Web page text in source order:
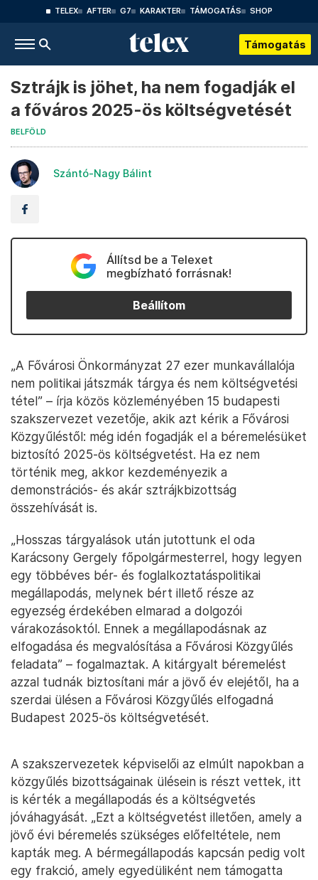
TELEX AFTER G7 KARAKTER TÁMOGATÁS SHOP
Támogatás
Sztrájk is jöhet, ha nem fogadják el
a főváros 2025-ös költségvetését
BELFÖLD
Szántó-Nagy Bálint
Állítsd be a Telexet
megbízható forrásnak!
Beállítom
„A Fővárosi Önkormányzat 27 ezer munkavállalója
nem politikai játszmák tárgya és nem költségvetési
tétel” – írja közös közleményében 15 budapesti
szakszervezet vezetője, akik azt kérik a Fővárosi
Közgyűléstől: még idén fogadják el a béremelésüket
biztosító 2025-ös költségvetést. Ha ez nem
történik meg, akkor kezdeményezik a
demonstrációs- és akár sztrájkbizottság
összehívását is.
„Hosszas tárgyalások után jutottunk el oda
Karácsony Gergely főpolgármesterrel, hogy legyen
egy többéves bér- és foglalkoztatáspolitikai
megállapodás, melynek bért illető része az
egyezség érdekében elmarad a dolgozói
várakozásoktól. Ennek a megállapodásnak az
elfogadása és megvalósítása a Fővárosi Közgyűlés
feladata” – fogalmaztak. A kitárgyalt béremelést
azzal tudnák biztosítani már a jövő év elejétől, ha a
szerdai ülésen a Fővárosi Közgyűlés elfogadná
Budapest 2025-ös költségvetését.
A szakszervezetek képviselői az elmúlt napokban a
közgyűlés bizottságainak ülésein is részt vettek, itt
is kérték a megállapodás és a költségvetés
jóváhagyását. „Ezt a költségvetést illetően, amely a
jövő évi béremelés szükséges előfeltétele, nem
kapták meg. A bérmegállapodás kapcsán pedig volt
egy frakció, amely egyedüliként nem támogatta